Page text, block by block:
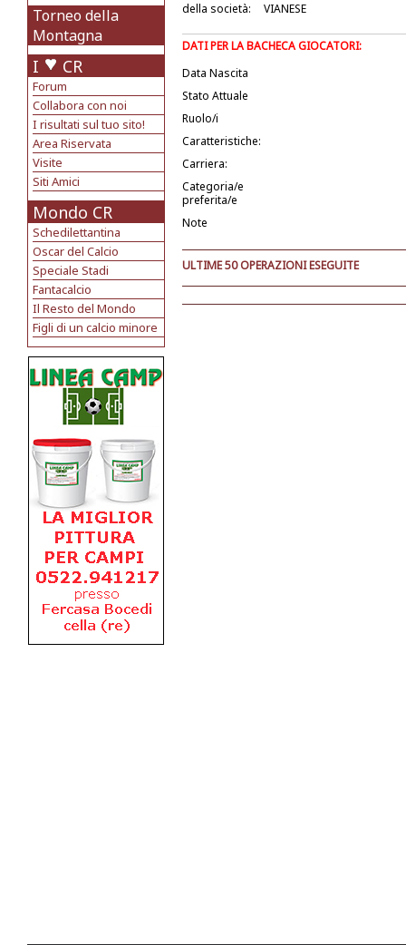
Torneo della
Montagna
I CR
Forum
Collabora con noi
I risultati sul tuo sito!
Area Riservata
Visite
Siti Amici
Mondo CR
Schedilettantina
Oscar del Calcio
Speciale Stadi
Fantacalcio
Il Resto del Mondo
Figli di un calcio minore
della società:
VIANESE
DATI PER LA BACHECA GIOCATORI:
Data Nascita
Stato Attuale
Ruolo/i
Caratteristiche:
Carriera:
Categoria/e
preferita/e
Note
ULTIME 50 OPERAZIONI ESEGUITE